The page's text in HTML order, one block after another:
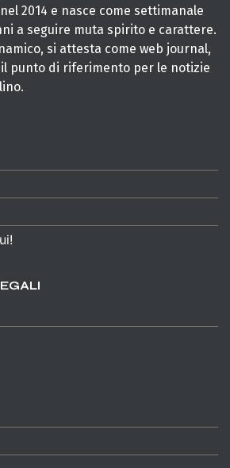
2014 e nasce come settimanale
a seguire muta spirito e carattere.
si attesta come web journal,
punto di riferimento per le notizie